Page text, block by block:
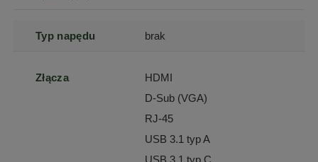
Typ napędu brak
Złącza
HDMI
D-Sub (VGA)
RJ-45
USB 3.1 typ A
USB 3.1 typ C